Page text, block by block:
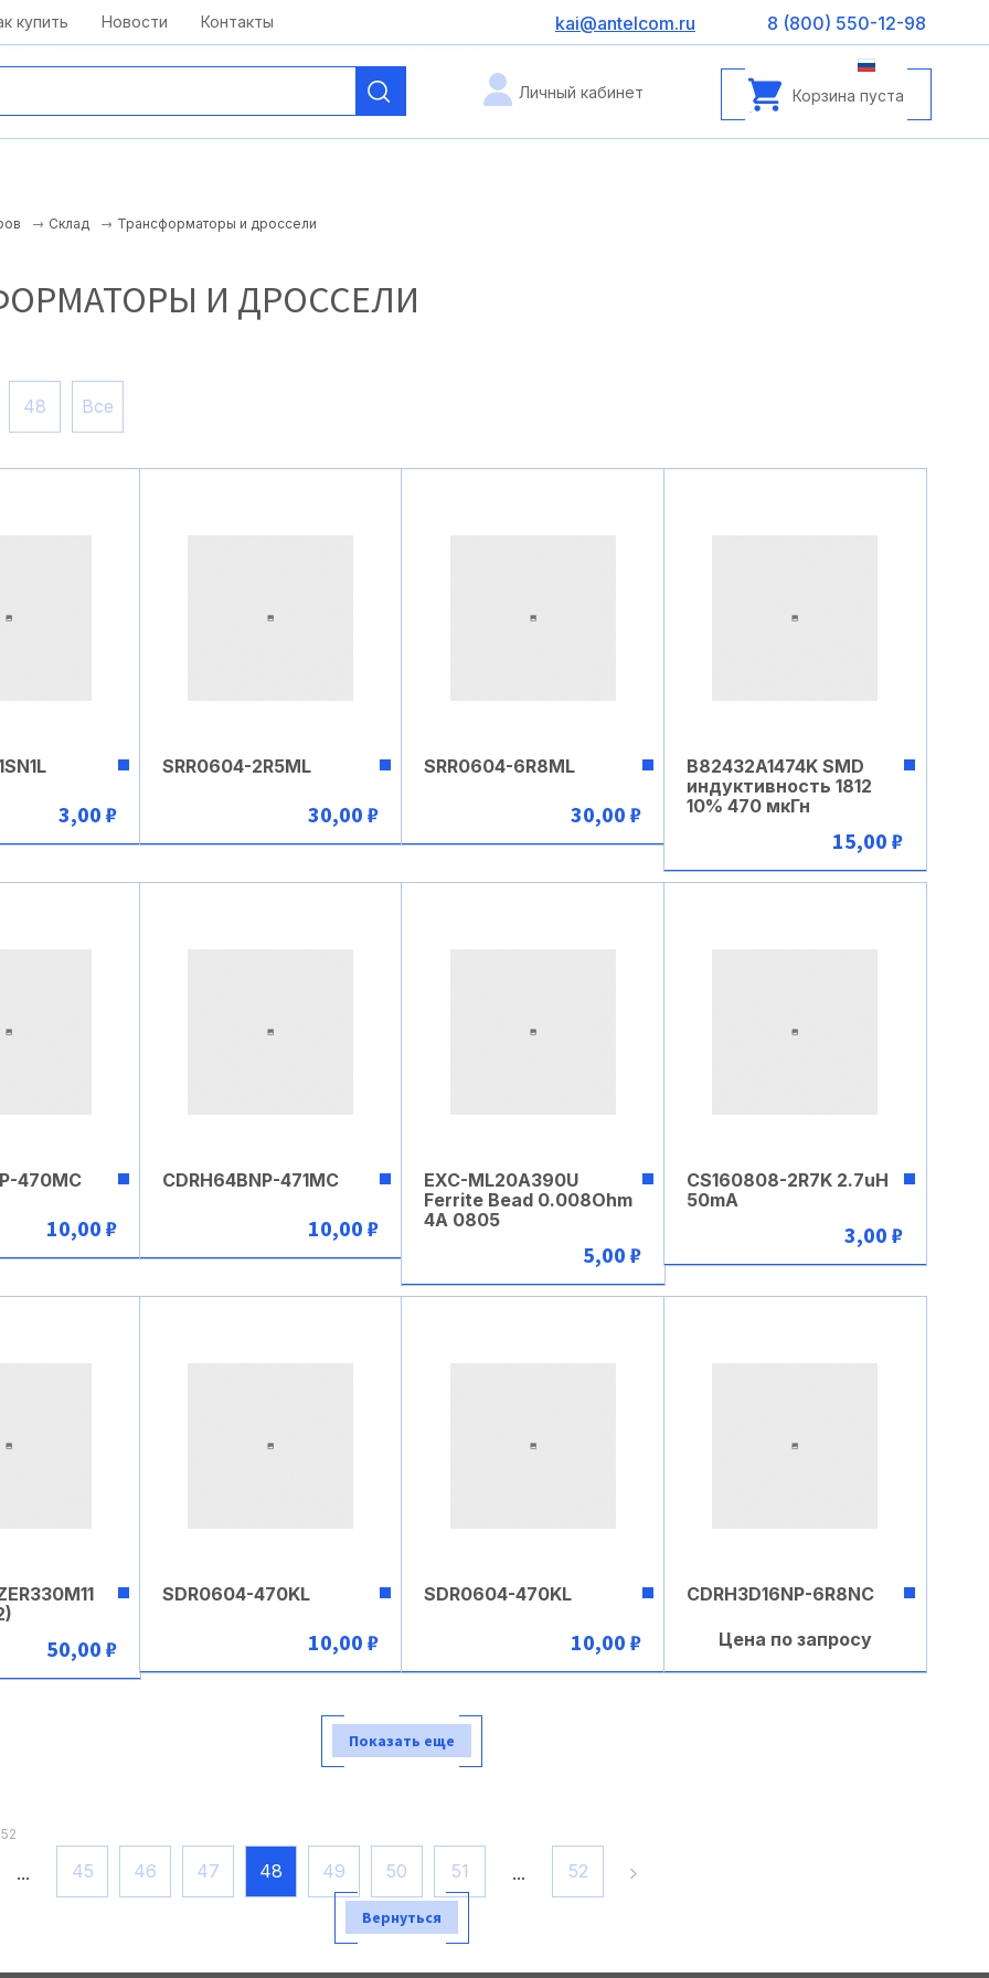
c 08:00 до 20:00
купить Новости Контакты 8 (800) 550-12-98
kai@antelcom.ru
Корзина пуста
Личный кабинет
Склад Трансформаторы и дроссели
И ДРОССЕЛИ
48 Все
3,00 ₽
SRR0604-2R5ML
30,00 ₽
SRR0604-6R8ML
30,00 ₽
В корзину
B82432A1474K SMD
индуктивность 1812
10% 470 мкГн
15,00 ₽
470MC
10,00 ₽
CDRH64BNP-471MC
10,00 ₽
В корзину
EXC-ML20A390U
Ferrite Bead 0.008Ohm
4A 0805
5,00 ₽
CS160808-2R7K 2.7uH
50mA
3,00 ₽
50,00 ₽
SDR0604-470KL
10,00 ₽
SDR0604-470KL
10,00 ₽
CDRH3D16NP-6R8NC
Цена по запросу
Показать еще
... 45 46 47 48 49 50 51 ... 52
Вернуться